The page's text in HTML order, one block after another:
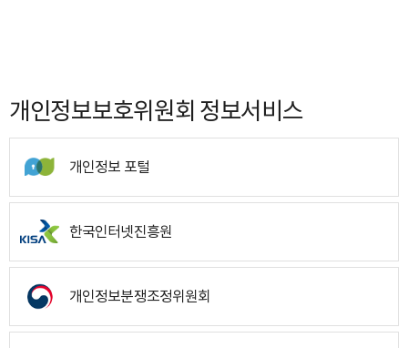
개인정보보호위원회 정보서비스
개인정보 포털
한국인터넷진흥원
개인정보분쟁조정위원회